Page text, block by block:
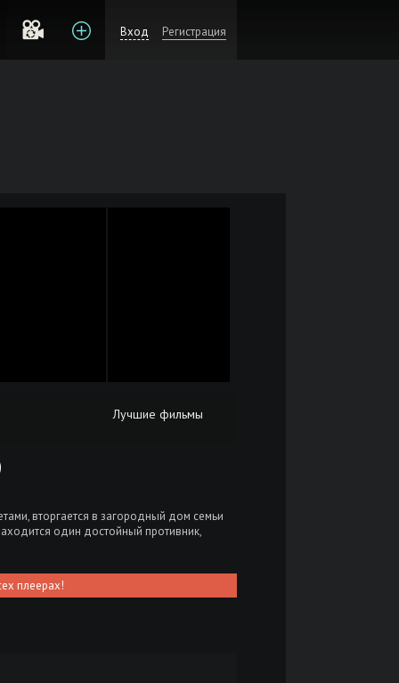
Вход Регистрация
Лучшие фильмы
вторгается в загородный дом семьи
один достойный противник,
плеерах!